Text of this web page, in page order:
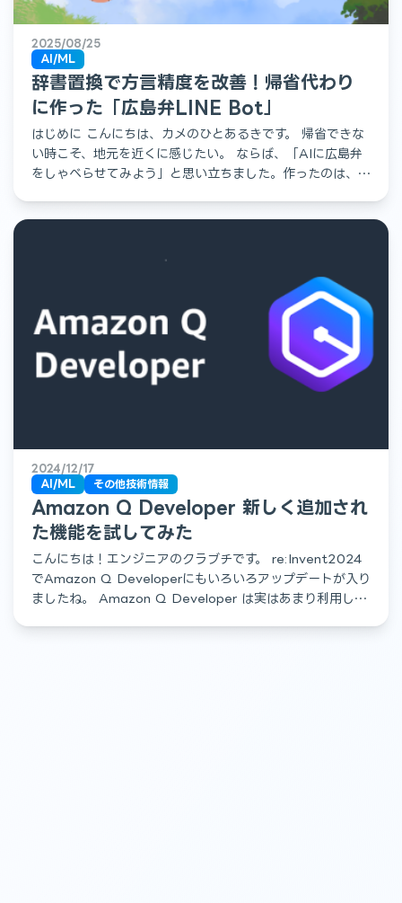
2025/08/25
AI/ML
辞書置換で方言精度を改善！帰省代わり
に作った「広島弁LINE Bot」
はじめに こんにちは、カメのひとあるきです。 帰省できな
い時こそ、地元を近くに感じたい。 ならば、「AIに広島弁
をしゃべらせてみよう」と思い立ちました。作ったのは、広
2024/12/17
AI/ML
その他技術情報
Amazon Q Developer 新しく追加され
た機能を試してみた
こんにちは！エンジニアのクラブチです。 re:Invent2024
でAmazon Q Developerにもいろいろアップデートが入り
ましたね。 Amazon Q Developer は実はあまり利用した